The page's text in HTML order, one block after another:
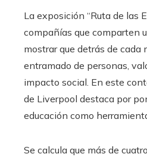
La exposición “Ruta de las
compañías que comparten
mostrar que detrás de cada
entramado de personas,
impacto social. En este
de Liverpool destaca por
educación como
Se calcula que más de